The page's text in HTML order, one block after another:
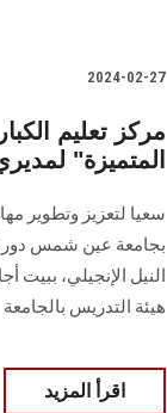
2024-02-27
مركز تعليم
المتميزة"
سعيا لتعزيز وتطوير
بجامعة ‏عين شمس
‏النيل الإنجيلي، ببيت
هيئة التدريس بالجامعة ‏
اقرأ المزيد